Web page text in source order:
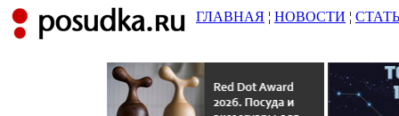
ГЛАВНАЯ ¦ НОВОСТИ ¦